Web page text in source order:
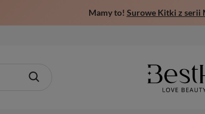
Mamy to! Surowe Kitki z serii